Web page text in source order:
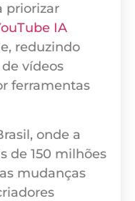
priorizar
IA
reduzindo
vídeos
ferramentas
onde a
de 150 milhões
mudanças